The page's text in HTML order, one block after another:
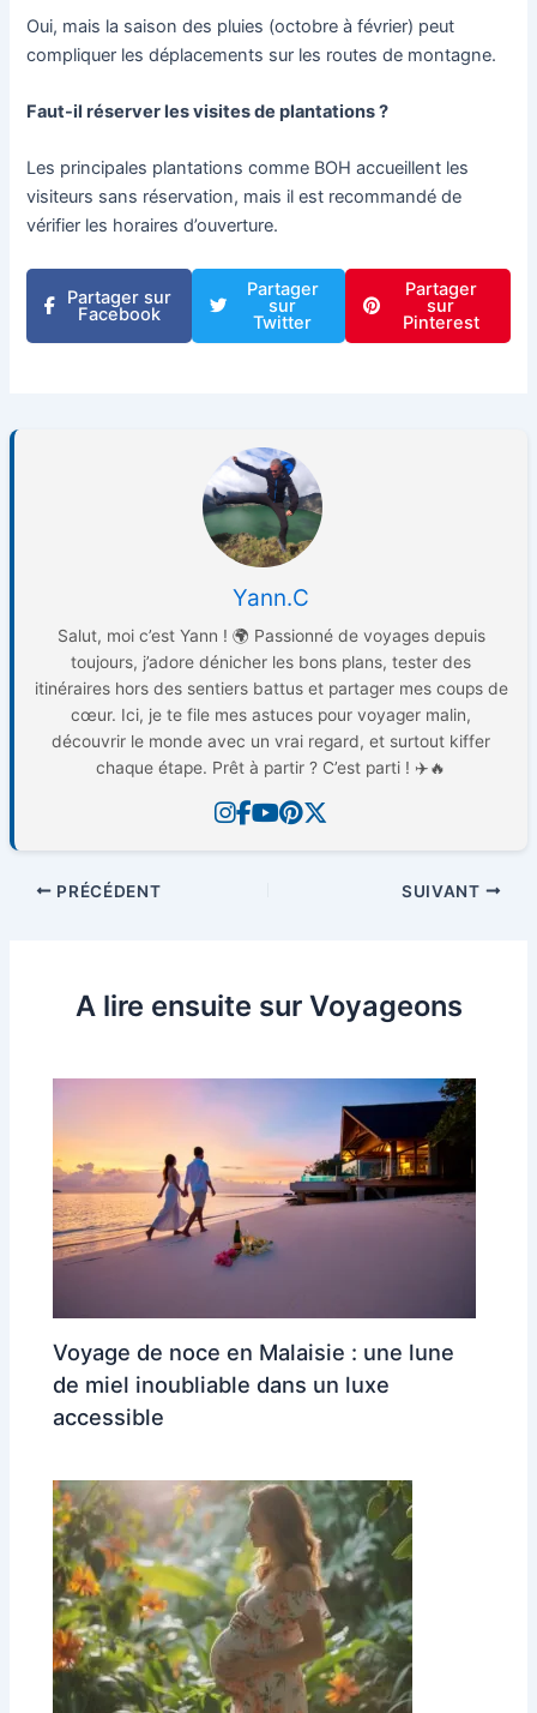
Oui, mais la saison des pluies (octobre à février) peut
compliquer les déplacements sur les routes de montagne.
Faut-il réserver les visites de plantations ?
Les principales plantations comme BOH accueillent les
visiteurs sans réservation, mais il est recommandé de
vérifier les horaires d’ouverture.
Partager sur
Facebook
Partager
sur
Twitter
Partager
sur
Pinterest
Yann.C
Salut, moi c’est Yann ! 🌍 Passionné de voyages depuis
toujours, j’adore dénicher les bons plans, tester des
itinéraires hors des sentiers battus et partager mes coups de
cœur. Ici, je te file mes astuces pour voyager malin,
découvrir le monde avec un vrai regard, et surtout kiffer
chaque étape. Prêt à partir ? C’est parti ! ✈️🔥
PRÉCÉDENT SUIVANT
A lire ensuite sur Voyageons
Voyage de noce en Malaisie : une lune
de miel inoubliable dans un luxe
accessible